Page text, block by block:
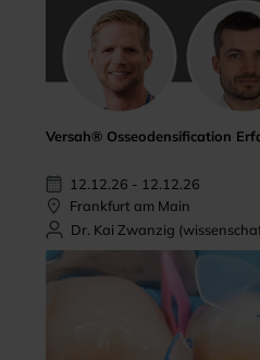
Versah® Osseodensification
12.12.26 - 12.12.26
Frankfurt am Main
Dr. Kai Zwanzig